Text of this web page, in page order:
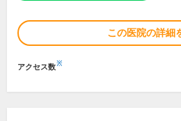
この医院の詳細
アクセス数※